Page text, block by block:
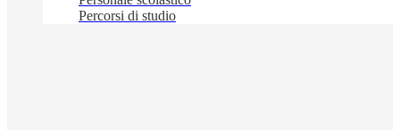
Percorsi di studio